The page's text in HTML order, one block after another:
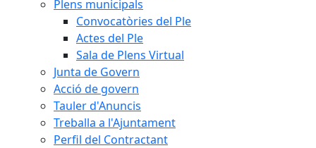
Plens municipals
Convocatòries del Ple
Actes del Ple
Sala de Plens Virtual
Junta de Govern
Acció de govern
Tauler d'Anuncis
Treballa a l'Ajuntament
Perfil del Contractant